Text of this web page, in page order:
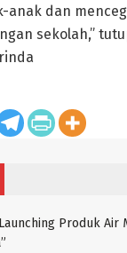
anak dan
sekolah,”
Produk Air